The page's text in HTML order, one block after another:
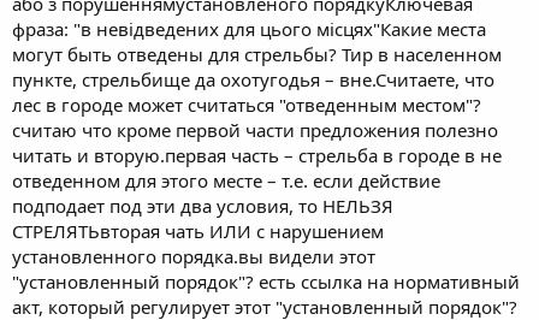
фраза: "в невідведених для цього місцях"Какие места
могут быть отведены для стрельбы? Тир в населенном
пункте, стрельбище да охотугодья – вне.Считаете, что
лес в городе может считаться "отведенным местом"?
считаю что кроме первой части предложения полезно
читать и вторую.первая часть – стрельба в городе в не
отведенном для этого месте – т.е. если действие
подподает под эти два условия, то НЕЛЬЗЯ
СТРЕЛЯТЬвторая чать ИЛИ с нарушением
установленного порядка.вы видели этот
"установленный порядок"? есть ссылка на нормативный
акт, который регулирует этот "установленный порядок"?